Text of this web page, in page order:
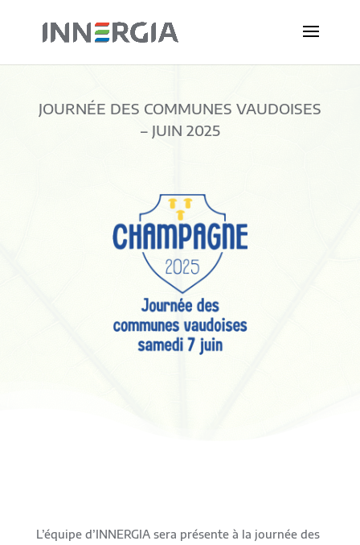
JOURNÉE DES COMMUNES VAUDOISES
– JUIN 2025
L’équipe d’INNERGIA sera présente à la journée des